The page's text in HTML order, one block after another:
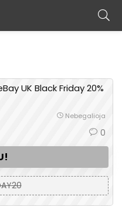
UK Black Friday 20%
Nebegalioja
0